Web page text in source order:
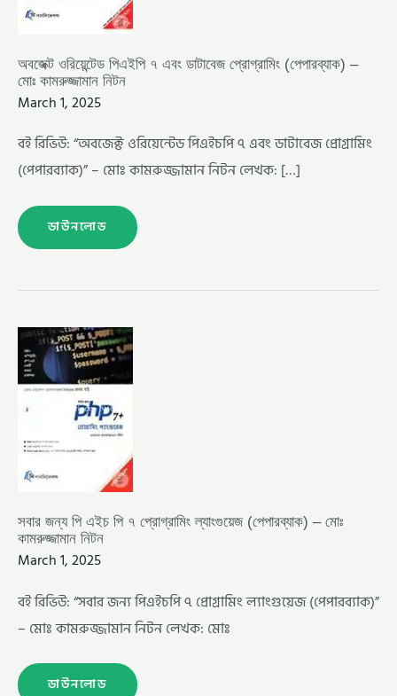
অবজেক্ট ওরিয়েন্টেড পিএইপি ৭ এবং ডাটাবেজ প্রোগ্রামিং (পেপারব্যাক) –
মোঃ কামরুজ্জামান নিটন
March 1, 2025
বই রিভিউ: “অবজেক্ট ওরিয়েন্টেড পিএইচপি ৭ এবং ডাটাবেজ প্রোগ্রামিং
(পেপারব্যাক)” – মোঃ কামরুজ্জামান নিটন লেখক: […]
ডাউনলোড
সবার জন্য পি এইচ পি ৭ প্রোগ্রামিং ল্যাংগুয়েজ (পেপারব্যাক) – মোঃ
কামরুজ্জামান নিটন
March 1, 2025
বই রিভিউ: “সবার জন্য পিএইচপি ৭ প্রোগ্রামিং ল্যাংগুয়েজ (পেপারব্যাক)”
– মোঃ কামরুজ্জামান নিটন লেখক: মোঃ
সবার
জন্য
পি
এইচ
পি
৭
প্রোগ্রামিং
ল্যাংগুয়েজ (পেপারব্যাক)
কামরুজ্জামান
নিটন
ডাউনলোড